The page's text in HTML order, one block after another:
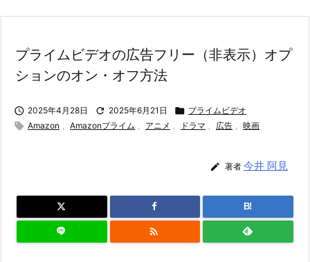
プライムビデオの広告フリー（非表示）オプ
ションのオン・オフ方法
 2025年4月28日  2025年6月21日  プライムビデオ
 Amazon , Amazonプライム , アニメ , ドラマ , 広告 , 映画
 著者 今井 阿見
B!
